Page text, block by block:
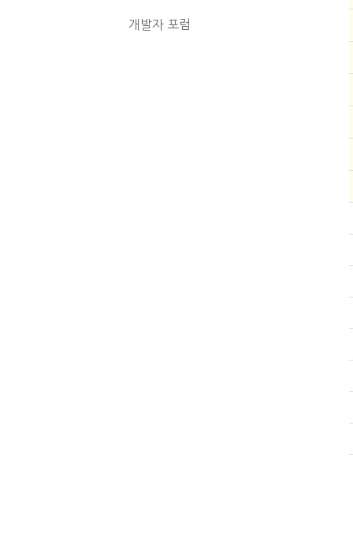
개발자 포럼